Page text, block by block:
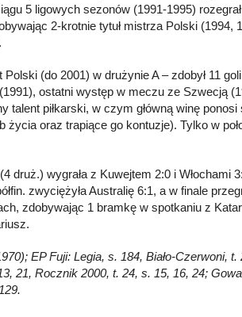
5 ligowych sezonów (1991-1995)
2-krotnie tytuł mistrza Polski (1994,
(do 2001) w drużynie A – zdobył 11
ostatni występ w meczu ze Szwecją
talent piłkarski, w czym główną winę
oraz trapiące go kontuzje). Tylko w
druż.) wygrała z Kuwejtem 2:0 i Włochami
zwyciężyła Australię 6:1, a w finale
zdobywając 1 bramkę w spotkaniu z
EP Fuji: Legia, s. 184, Biało-Czerwoni, t.
21, Rocznik 2000, t. 24, s. 15, 16, 24;